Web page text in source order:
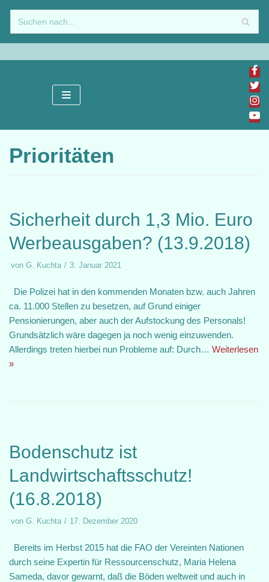
Zum
Inhalt
springen
Prioritäten
Sicherheit durch 1,3 Mio. Euro
Werbeausgaben? (13.9.2018)
von G. Kuchta 3. Januar 2021
Die Polizei hat in den kommenden Monaten bzw. auch Jahren
ca. 11.000 Stellen zu besetzen, auf Grund einiger
Pensionierungen, aber auch der Aufstockung des Personals!
Grundsätzlich wäre dagegen ja noch wenig einzuwenden.
Allerdings treten hierbei nun Probleme auf: Durch… Weiterlesen
»
Bodenschutz ist
Landwirtschaftsschutz!
(16.8.2018)
von G. Kuchta 17. Dezember 2020
Bereits im Herbst 2015 hat die FAO der Vereinten Nationen
durch seine Expertin für Ressourcenschutz, Maria Helena
Sameda, davor gewarnt, daß die Böden weltweit und auch in